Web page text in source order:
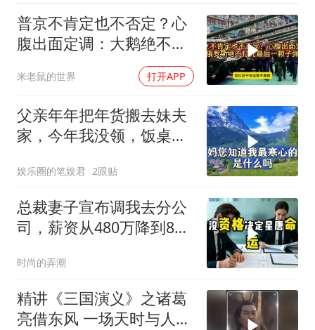
普京不肯定也不否定？心
腹出面定调：大鹅绝不打
米老鼠的世界 打开APP
父亲年年把年货搬去妹夫
家，今年我没领，饭桌上
娱乐圈的笔娱君 2跟贴
总裁妻子宣布调我去分公
司，薪资从480万降到8
时尚的弄潮
精讲《三国演义》之诸葛
亮借东风 一场天时与人性